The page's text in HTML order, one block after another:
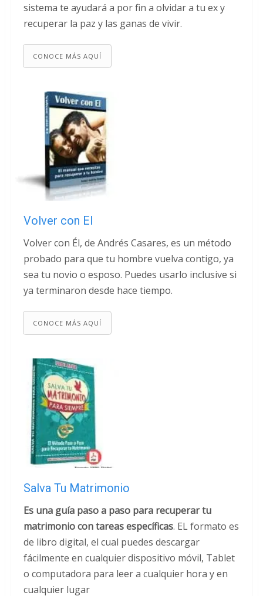
sistema te ayudará a por fin a olvidar a tu ex y
recuperar la paz y las ganas de vivir.
CONOCE MÁS AQUÍ
Volver con El
Volver con Él, de Andrés Casares, es un método
probado para que tu hombre vuelva contigo, ya
sea tu novio o esposo. Puedes usarlo inclusive si
ya terminaron desde hace tiempo.
CONOCE MÁS AQUÍ
Salva Tu Matrimonio
Es una guía paso a paso para recuperar tu
matrimonio con tareas específicas. EL formato es
de libro digital, el cual puedes descargar
fácilmente en cualquier dispositivo móvil, Tablet
o computadora para leer a cualquier hora y en
cualquier lugar